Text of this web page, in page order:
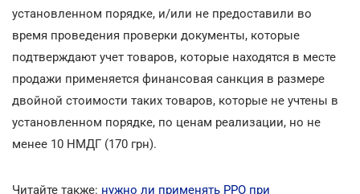
установленном порядке, и/или не предоставили во
время проведения проверки документы, которые
подтверждают учет товаров, которые находятся в месте
продажи применяется финансовая санкция в размере
двойной стоимости таких товаров, которые не учтены в
установленном порядке, по ценам реализации, но не
менее 10 НМДГ (170 грн).
Читайте также: нужно ли применять РРО при